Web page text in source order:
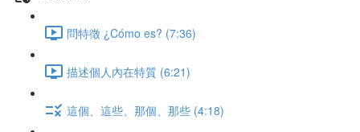
問特徵 ¿Cómo es? (7:36)
描述個人內在特質 (6:21)
這個、這些、那個、那些 (4:18)